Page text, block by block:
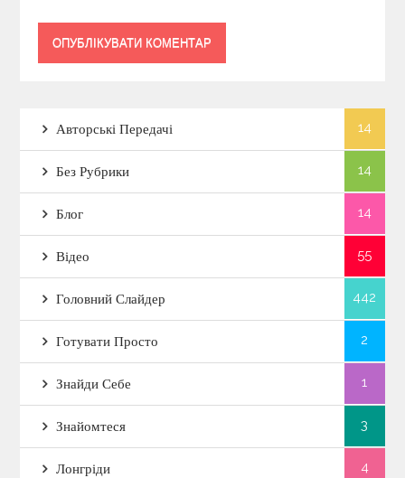
Авторські Передачі 14
Без Рубрики 14
Блог 14
Відео 55
Головний Слайдер 442
Готувати Просто 2
Знайди Себе 1
Знайомтеся 3
Лонгріди 4